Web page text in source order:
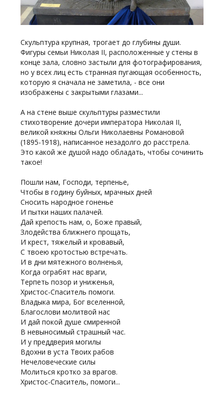
Скульптура крупная, трогает до глубины души.
Фигуры семьи Николая II, расположенные у стены в
конце зала, словно застыли для фотографирования,
но у всех лиц есть странная пугающая особенность,
которую я сначала не заметила, - все они
изображены с закрытыми глазами...
А на стене выше скульптуры разместили
стихотворение дочери императора Николая II,
великой княжны Ольги Николаевны Романовой
(1895-1918), написанное незадолго до расстрела.
Это какой же душой надо обладать, чтобы сочинить
такое!
Пошли нам, Господи, терпенье,
Чтобы в годину буйных, мрачных дней
Сносить народное гоненье
И пытки наших палачей.
Дай крепость нам, о, Боже правый,
Злодейства ближнего прощать,
И крест, тяжелый и кровавый,
С твоею кротостью встречать.
И в дни мятежного волненья,
Когда ограбят нас враги,
Терпеть позор и униженья,
Христос-Спаситель помоги.
Владыка мира, Бог вселенной,
Благослови молитвой нас
И дай покой душе смиренной
В невыносимый страшный час.
И у преддверия могилы
Вдохни в уста Твоих рабов
Нечеловеческие силы
Молиться кротко за врагов.
Христос-Спаситель, помоги...